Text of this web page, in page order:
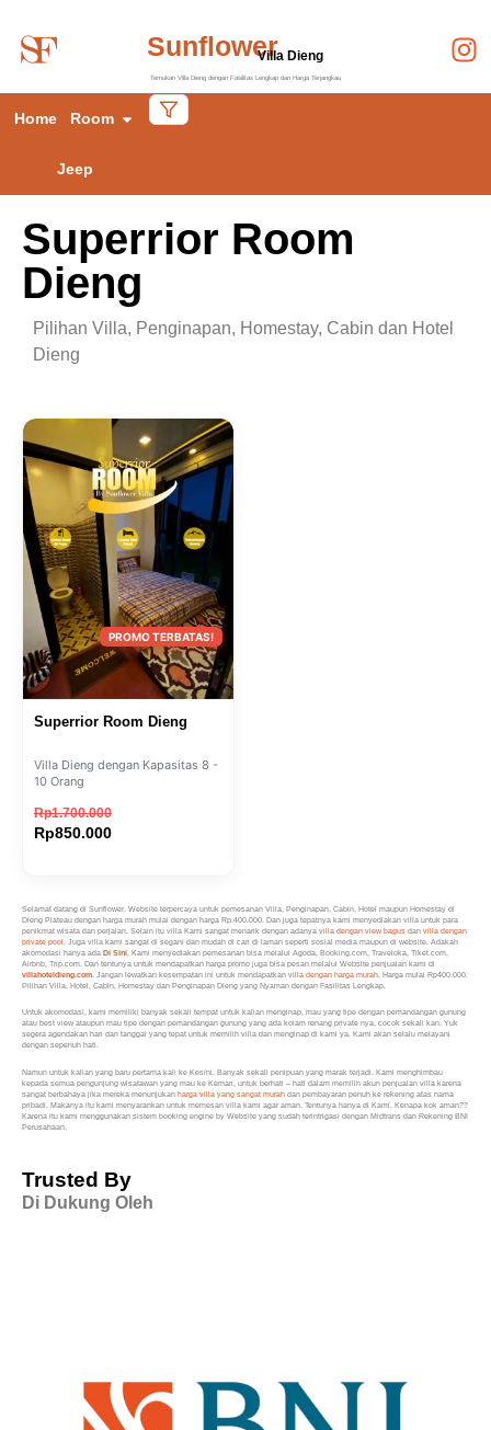
SunflowerVilla Dieng
Temukan Villa Dieng dengan Fasilitas Lengkap dan Harga Terjangkau
Home Room
Jeep
Superrior Room
Dieng
Pilihan Villa, Penginapan, Homestay, Cabin dan Hotel
Dieng
Superrior Room Dieng
Villa Dieng dengan Kapasitas 8 -
10 Orang
Rp1.700.000
Rp850.000
Selamat datang di Sunflower. Website terpercaya untuk pemesanan Villa, Penginapan, Cabin, Hotel maupun Homestay di
Dieng Plateau dengan harga murah mulai dengan harga Rp.400.000. Dan juga tepatnya kami menyediakan villa untuk para
penikmat wisata dan perjalan. Selain itu villa Kami sangat menarik dengan adanya villa dengan view bagus dan villa dengan
private pool
. Juga villa kami sangat di segani dan mudah di cari di laman seperti sosial media maupun di website. Adakah
akomodasi hanya ada Di Sini . Kami menyediakan pemesanan bisa melalui Agoda, Booking.com, Traveloka, Tiket.com,
Airbnb, Trip.com. Dan tentunya untuk mendapatkan harga promo juga bisa pesan melalui Website penjualan kami di
villahoteldieng.com . Jangan lewatkan kesempatan ini untuk mendapatkan villa dengan harga murah . Harga mulai Rp400.000.
Pilihan Villa, Hotel, Cabin, Homestay dan Penginapan Dieng yang Nyaman dengan Fasilitas Lengkap.
Untuk akomodasi, kami memiliki banyak sekali tempat untuk kalian menginap, mau yang tipe dengan pemandangan gunung
atau best view ataupun mau tipe dengan pemandangan gunung yang ada kolam renang private nya, cocok sekali kan. Yuk
segera agendakan hari dan tanggal yang tepat untuk memilih villa dan menginap di kami ya. Kami akan selalu melayani
dengan sepenuh hati.
Namun untuk kalian yang baru pertama kali ke Kesini. Banyak sekali penipuan yang marak terjadi. Kami menghimbau
kepada semua pengunjung wisatawan yang mau ke Kemari, untuk berhati – hati dalam memilih akun penjualan villa karena
sangat berbahaya jika mereka menunjukan harga villa yang sangat murah dan pembayaran penuh ke rekening atas nama
pribadi. Makanya itu kami menyarankan untuk memesan villa kami agar aman. Tentunya hanya di Kami. Kenapa kok aman??
Karena itu kami menggunakan sistem booking engine by Website yang sudah terintrigasi dengan Midtrans dan Rekening BNI
Perusahaan.
Trusted By
Di Dukung Oleh